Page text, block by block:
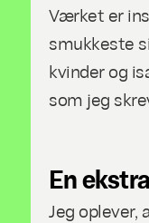
Værket er
smukkeste
kvinder og
som jeg
En
Jeg oplever,